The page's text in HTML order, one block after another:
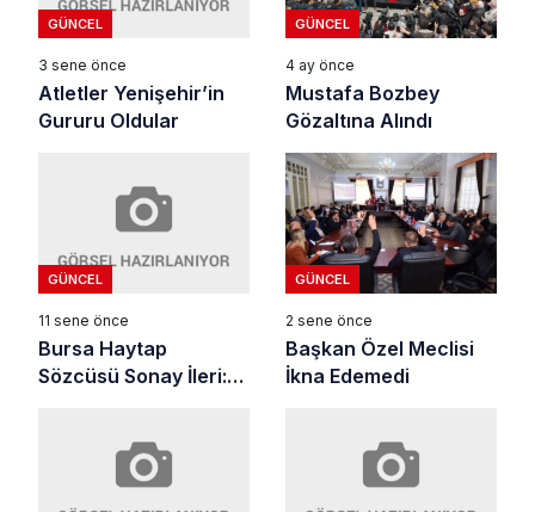
GÜNCEL
3 sene önce
Atletler Yenişehir’in
Gururu Oldular
GÜNCEL
4 ay önce
Mustafa Bozbey
Gözaltına Alındı
GÜNCEL
11 sene önce
Bursa Haytap
Sözcüsü Sonay İleri:
GÜNCEL
2 sene önce
Başkan Özel Meclisi
İkna Edemedi